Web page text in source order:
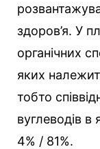
здоров’я. У
органічних
яких
тобто
вуглеводів в
4% / 81%.